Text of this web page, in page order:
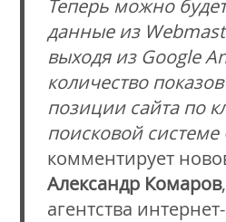
Теперь можно
данные из
выходя из Google
количество
позиции сайта по
поисковой системе
комментирует
Александр Комаров
агентства